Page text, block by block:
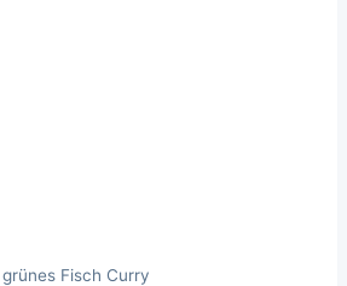
grünes Fisch Curry